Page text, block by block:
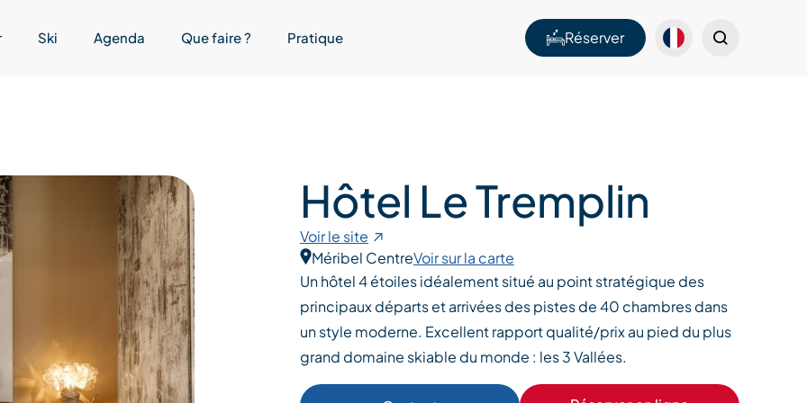
Ski Agenda Que faire ? Pratique Réserver
Hôtel Le Tremplin
Voir le site
Méribel CentreVoir sur la carte
Un hôtel 4 étoiles idéalement situé au point stratégique des
principaux départs et arrivées des pistes de 40 chambres dans
un style moderne. Excellent rapport qualité/prix au pied du plus
grand domaine skiable du monde : les 3 Vallées.